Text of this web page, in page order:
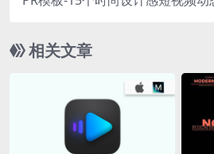
相关文章